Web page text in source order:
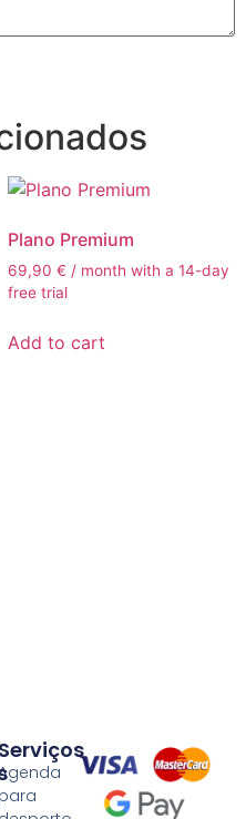
Plano Premium
69,90 € / month with a 14-day
free trial
Add to cart
Serviços
para